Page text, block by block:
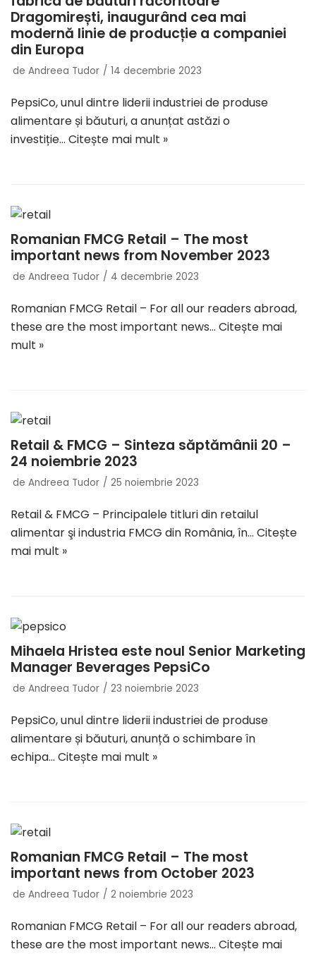
Dragomirești, inaugurând cea mai
modernă linie de producție a companiei
din Europa
de Andreea Tudor 14 decembrie 2023
PepsiCo, unul dintre liderii industriei de produse
alimentare și băuturi, a anunțat astăzi o
investiție… Citește mai mult »
Romanian FMCG Retail – The most
important news from November 2023
de Andreea Tudor 4 decembrie 2023
Romanian FMCG Retail – For all our readers abroad,
these are the most important news… Citește mai
mult »
Retail & FMCG – Sinteza săptămânii 20 –
24 noiembrie 2023
de Andreea Tudor 25 noiembrie 2023
Retail & FMCG – Principalele titluri din retailul
alimentar şi industria FMCG din România, în… Citește
mai mult »
Mihaela Hristea este noul Senior Marketing
Manager Beverages PepsiCo
de Andreea Tudor 23 noiembrie 2023
PepsiCo, unul dintre liderii industriei de produse
alimentare și băuturi, anunță o schimbare în
echipa… Citește mai mult »
Romanian FMCG Retail – The most
important news from October 2023
de Andreea Tudor 2 noiembrie 2023
Romanian FMCG Retail – For all our readers abroad,
these are the most important news… Citește mai